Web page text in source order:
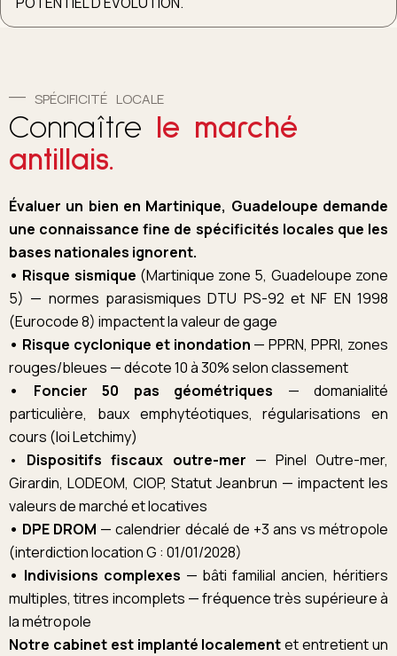
SPÉCIFICITÉ LOCALE
Connaître le marché
antillais.
Évaluer un bien en Martinique, Guadeloupe demande
une connaissance fine de spécificités locales que les
bases nationales ignorent.
• Risque sismique (Martinique zone 5, Guadeloupe zone
5) — normes parasismiques DTU PS-92 et NF EN 1998
(Eurocode 8) impactent la valeur de gage
• Risque cyclonique et inondation — PPRN, PPRI, zones
rouges/bleues — décote 10 à 30% selon classement
• Foncier 50 pas géométriques — domanialité
particulière, baux emphytéotiques, régularisations en
cours (loi Letchimy)
• Dispositifs fiscaux outre-mer — Pinel Outre-mer,
Girardin, LODEOM, CIOP, Statut Jeanbrun — impactent les
valeurs de marché et locatives
• DPE DROM — calendrier décalé de +3 ans vs métropole
(interdiction location G : 01/01/2028)
• Indivisions complexes — bâti familial ancien, héritiers
multiples, titres incomplets — fréquence très supérieure à
la métropole
Notre cabinet est implanté localementet entretient un